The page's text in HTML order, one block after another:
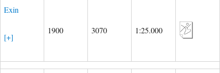
Exin
[+]
1900 3070 1:25.000